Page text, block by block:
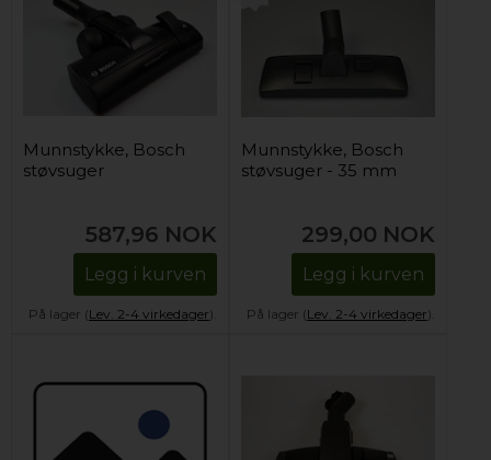
Munnstykke, Bosch
støvsuger
587,96 NOK
Legg i kurven
På lager (Lev. 2-4 virkedager).
Munnstykke, Bosch
støvsuger - 35 mm
299,00 NOK
Legg i kurven
På lager (Lev. 2-4 virkedager).